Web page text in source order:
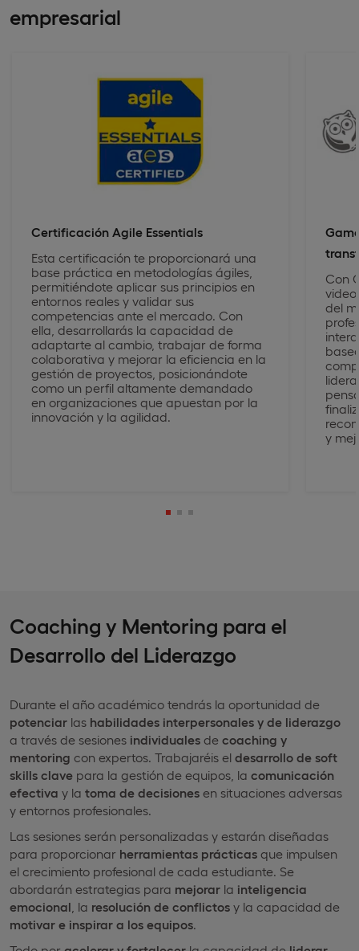
empresarial
Certificación Agile Essentials
Esta certificación te proporcionará una
base práctica en metodologías ágiles,
permitiéndote aplicar sus principios en
entornos reales y validar sus
competencias ante el mercado. Con
ella, desarrollarás la capacidad de
adaptarte al cambio, trabajar de forma
colaborativa y mejorar la eficiencia en la
gestión de proyectos, posicionándote
como un perfil altamente demandado
en organizaciones que apuestan por la
innovación y la agilidad.
Con
del
y
Coaching y Mentoring para el
Desarrollo del Liderazgo
Durante el año académico tendrás la oportunidad de
potenciar las habilidades interpersonales y de liderazgo
a través de sesiones individuales de coaching y
mentoring con expertos. Trabajaréis el desarrollo de soft
skills clave para la gestión de equipos, la comunicación
efectiva y la toma de decisiones en situaciones adversas
y entornos profesionales.
Las sesiones serán personalizadas y estarán diseñadas
para proporcionar herramientas prácticas que impulsen
el crecimiento profesional de cada estudiante. Se
abordarán estrategias para mejorar la inteligencia
emocional , la resolución de conflictos y la capacidad de
motivar e inspirar a los equipos.